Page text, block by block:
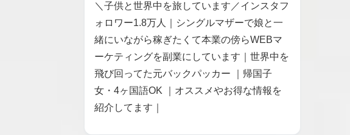
＼子供と世界中を旅しています／インスタフ
ォロワー1.8万人｜シングルマザーで娘と一
緒にいながら稼ぎたくて本業の傍らWEBマ
ーケティングを副業にしています｜世界中を
飛び回ってた元バックパッカー ｜帰国子
女・4ヶ国語OK ｜オススメやお得な情報を
紹介してます｜